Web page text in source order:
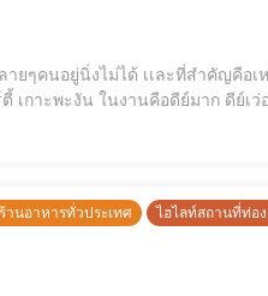
ยๆคนอยู่นิ่งไม่ได้ เเละที่สำคัญคือ
านอาหารทั่วประเทศ ไฮไลท์สถานที่ท่อ